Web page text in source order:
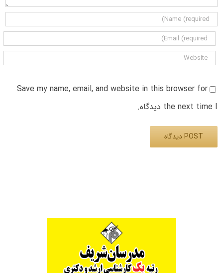
Save my name, email, and website in this browser for
the next time I دیدگاه.